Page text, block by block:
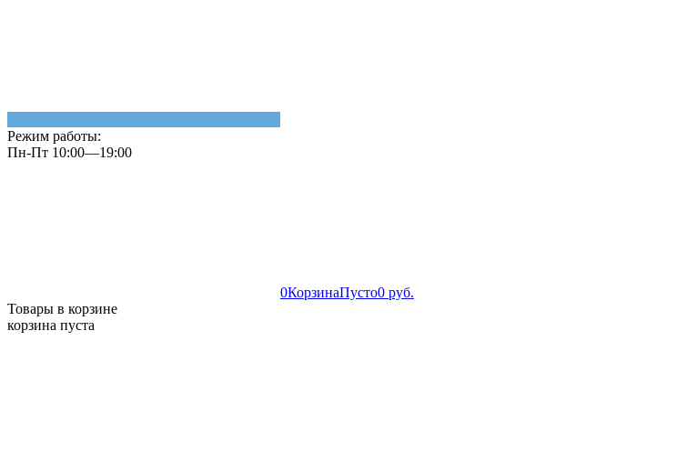
Режим работы:
Пн-Пт 10:00—19:00
0КорзинаПусто0 руб.
Товары в корзине
корзина пуста